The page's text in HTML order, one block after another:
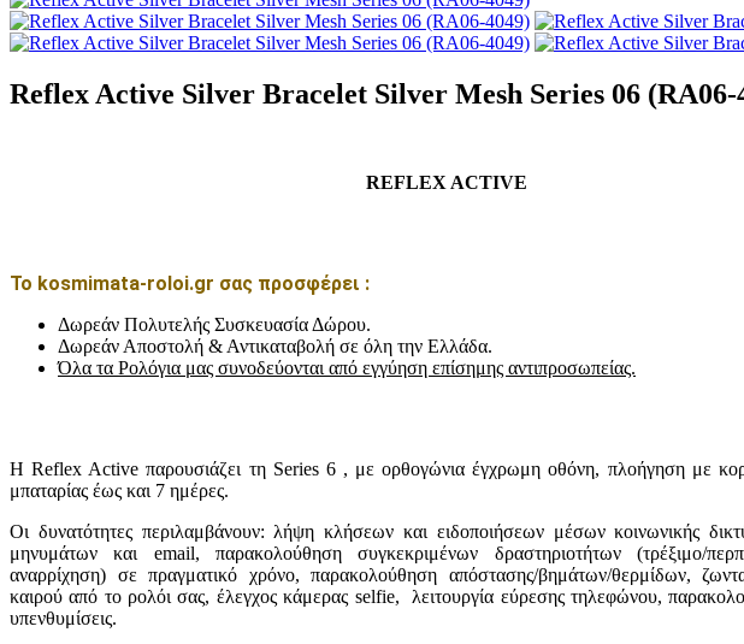
Reflex Active Silver Bracelet Silver Mesh Series 06 (RA06-
REFLEX ACTIVE
Το kosmimata-roloi.gr σας προσφέρει :
Δωρεάν Πολυτελής Συσκευασία Δώρου.
Δωρεάν Αποστολή & Αντικαταβολή σε όλη την Ελλάδα.
Όλα τα Ρολόγια μας συνοδεύονται από εγγύηση επίσημης αντιπροσωπείας.
Η Reflex Active παρουσιάζει τη Series 6 , με ορθογώνια έγχρωμη οθόνη, πλοήγηση με
μπαταρίας έως και 7 ημέρες.
Οι δυνατότητες περιλαμβάνουν: λήψη κλήσεων και ειδοποιήσεων μέσων κοινωνικής
μηνυμάτων και email, παρακολούθηση συγκεκριμένων δραστηριοτήτων (τρέξιμο/
αναρρίχηση) σε πραγματικό χρόνο, παρακολούθηση απόστασης/βημάτων/θερμίδων,
καιρού από το ρολόι σας, έλεγχος κάμερας selfie, λειτουργία εύρεσης τηλεφώνου,
υπενθυμίσεις.